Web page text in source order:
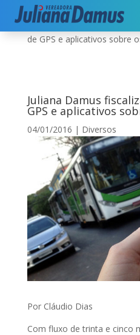
Início|Diversos|Juliana
de GPS e aplicativos sobre
Juliana Damus
GPS e aplicativos
04/01/2016 | Diversos
Por Cláudio Dias
Com fluxo de trinta e cinco